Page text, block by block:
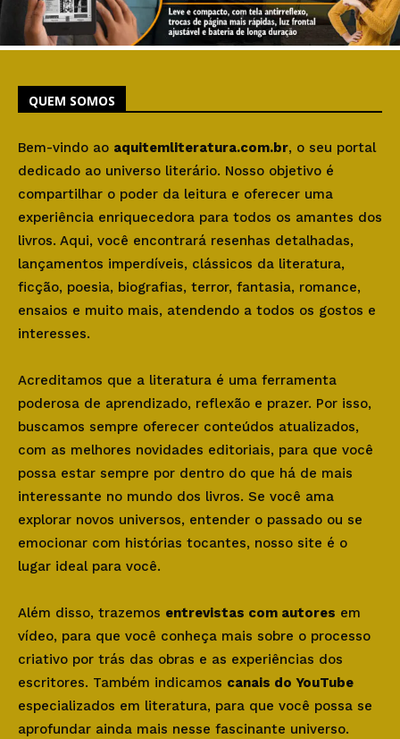
QUEM SOMOS
Bem-vindo ao aquitemliteratura.com.br, o seu portal
dedicado ao universo literário. Nosso objetivo é
compartilhar o poder da leitura e oferecer uma
experiência enriquecedora para todos os amantes dos
livros. Aqui, você encontrará resenhas detalhadas,
lançamentos imperdíveis, clássicos da literatura,
ficção, poesia, biografias, terror, fantasia, romance,
ensaios e muito mais, atendendo a todos os gostos e
interesses.
Acreditamos que a literatura é uma ferramenta
poderosa de aprendizado, reflexão e prazer. Por isso,
buscamos sempre oferecer conteúdos atualizados,
com as melhores novidades editoriais, para que você
possa estar sempre por dentro do que há de mais
interessante no mundo dos livros. Se você ama
explorar novos universos, entender o passado ou se
emocionar com histórias tocantes, nosso site é o
lugar ideal para você.
Além disso, trazemos entrevistas com autores em
vídeo, para que você conheça mais sobre o processo
criativo por trás das obras e as experiências dos
escritores. Também indicamos canais do YouTube
especializados em literatura, para que você possa se
aprofundar ainda mais nesse fascinante universo.